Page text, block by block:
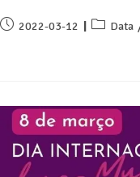
2022-03-12 Data